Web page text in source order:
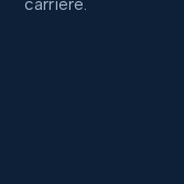
carrière.